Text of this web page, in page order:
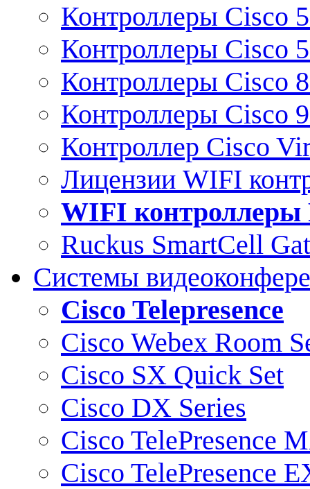
Контроллеры Cisco
Контроллеры Cisco
Контроллеры Cisco
Контроллеры Cisco
Контроллер Cisco
Лицензии WIFI
WIFI контроллеры
Ruckus SmartCell
Системы
Cisco Telepresence
Cisco Webex Room
Cisco SX Quick Set
Cisco DX Series
Cisco TelePresence
Cisco TelePresence